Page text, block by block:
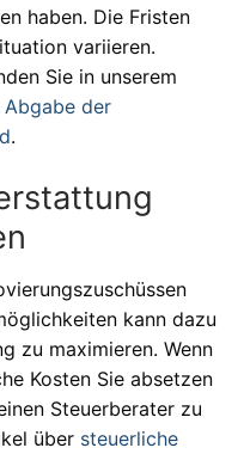
haben. Die Fristen
variieren.
Sie in unserem
der
.
kann dazu
zu maximieren. Wenn
Kosten Sie absetzen
Steuerberater zu
über steuerliche